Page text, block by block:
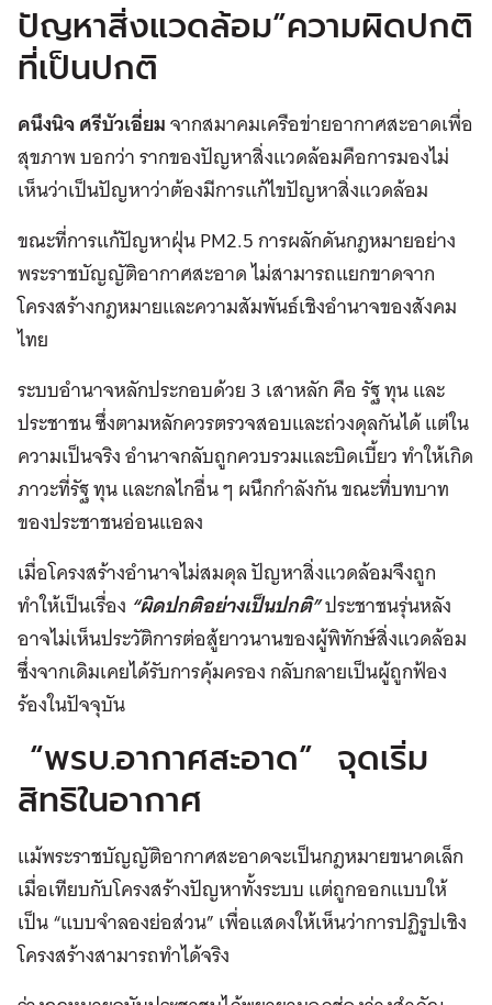
ปัญหาสิ่งแวดล้อม”ความผิดปกติ
ที่เป็นปกติ
คนึงนิจ ศรีบัวเอี่ยมจากสมาคมเครือข่ายอากาศสะอาดเพื่อ
สุขภาพ บอกว่า รากของปัญหาสิ่งแวดล้อมคือการมองไม่
เห็นว่าเป็นปัญหาว่าต้องมีการแก้ไขปัญหาสิ่งแวดล้อม
ขณะที่การแก้ปัญหาฝุ่น PM2.5 การผลักดันกฎหมายอย่าง
พระราชบัญญัติอากาศสะอาด ไม่สามารถแยกขาดจาก
โครงสร้างกฎหมายและความสัมพันธ์เชิงอำนาจของสังคม
ไทย
ระบบอำนาจหลักประกอบด้วย 3 เสาหลัก คือ รัฐ ทุน และ
ประชาชน ซึ่งตามหลักควรตรวจสอบและถ่วงดุลกันได้ แต่ใน
ความเป็นจริง อำนาจกลับถูกควบรวมและบิดเบี้ยว ทำให้เกิด
ภาวะที่รัฐ ทุน และกลไกอื่น ๆ ผนึกกำลังกัน ขณะที่บทบาท
ของประชาชนอ่อนแอลง
เมื่อโครงสร้างอำนาจไม่สมดุล ปัญหาสิ่งแวดล้อมจึงถูก
ทำให้เป็นเรื่อง “ผิดปกติอย่างเป็นปกติ”ประชาชนรุ่นหลัง
อาจไม่เห็นประวัติการต่อสู้ยาวนานของผู้พิทักษ์สิ่งแวดล้อม
ซึ่งจากเดิมเคยได้รับการคุ้มครอง กลับกลายเป็นผู้ถูกฟ้อง
ร้องในปัจจุบัน
“พรบ.อากาศสะอาด” จุดเริ่ม
สิทธิในอากาศ
แม้พระราชบัญญัติอากาศสะอาดจะเป็นกฎหมายขนาดเล็ก
เมื่อเทียบกับโครงสร้างปัญหาทั้งระบบ แต่ถูกออกแบบให้
เป็น “แบบจำลองย่อส่วน” เพื่อแสดงให้เห็นว่าการปฏิรูปเชิง
โครงสร้างสามารถทำได้จริง